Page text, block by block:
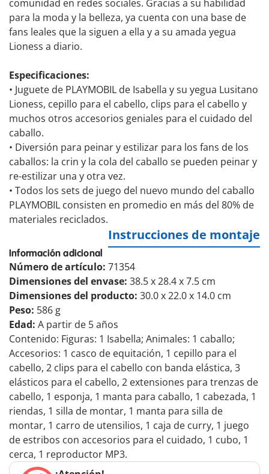
comunidad en redes sociales. Gracias a su habilidad
para la moda y la belleza, ya cuenta con una base de
fans leales que la siguen a ella y a su amada yegua
Lioness a diario.
Especificaciones:
• Juguete de PLAYMOBIL de Isabella y su yegua Lusitano
Lioness, cepillo para el cabello, clips para el cabello y
muchos otros accesorios geniales para el cuidado del
caballo.
• Diversión para peinar y estilizar para los fans de los
caballos: la crin y la cola del caballo se pueden peinar y
re-estilizar una y otra vez.
• Todos los sets de juego del nuevo mundo del caballo
PLAYMOBIL consisten en promedio en más del 80% de
materiales reciclados.
Instrucciones de montaje
Información adicional
Número de artículo: 71354
Dimensiones del envase: 38.5 x 28.4 x 7.5 cm
Dimensiones del producto: 30.0 x 22.0 x 14.0 cm
Peso: 586 g
Edad: A partir de 5 años
Contenido: Figuras: 1 Isabella; Animales: 1 caballo;
Accesorios: 1 casco de equitación, 1 cepillo para el
cabello, 2 clips para el cabello con banda elástica, 3
elásticos para el cabello, 2 extensiones para trenzas de
cabello, 1 esponja, 1 manta para caballo, 1 cabezada, 1
riendas, 1 silla de montar, 1 manta para silla de
montar, 1 carro de utensilios, 1 caja de curry, 1 juego
de estribos con accesorios para el cuidado, 1 cubo, 1
cerca, 1 reproductor MP3.